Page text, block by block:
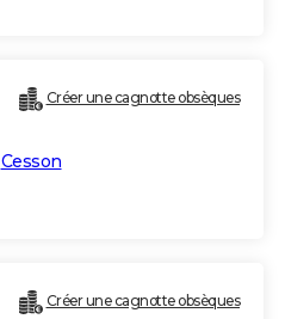
Créer une cagnotte obsèques
Cesson
Créer une cagnotte obsèques